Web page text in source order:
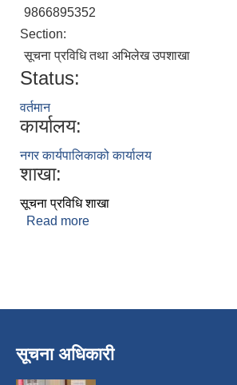
9866895352
Section:
सूचना प्रविधि तथा अभिलेख उपशाखा
Status:
वर्तमान
कार्यालय:
नगर कार्यपालिकाको कार्यालय
शाखा:
सूचना प्रविधि शाखा
Read more
सूचना अधिकारी